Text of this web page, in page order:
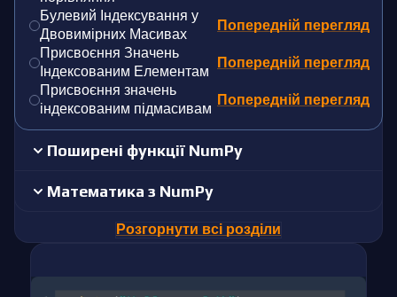
Булевий Індексування у
Двовимірних Масивах
Попередній перегляд
Присвоєння Значень
Індексованим Елементам Попередній перегляд
Присвоєння значень
індексованим підмасивам Попередній перегляд
Поширені функції NumPy
Математика з NumPy
Розгорнути всі розділи